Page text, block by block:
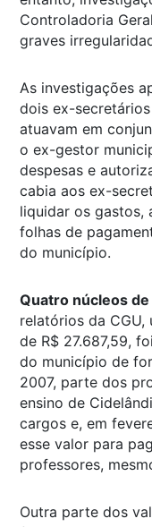
Controladoria
graves
As investigações
dois ex-
atuavam em
o ex-gestor
despesas e
cabia aos ex-
liquidar os gastos,
folhas de
do município.
Quatro núcleos
relatórios da
de R$ 27.687,59,
do município de
2007, parte dos
ensino de
cargos e, em
esse valor para
professores,
Outra parte dos